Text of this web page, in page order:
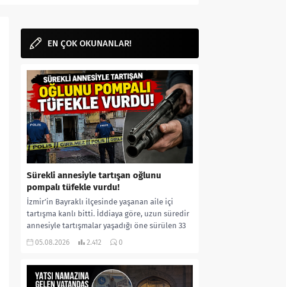
EN ÇOK OKUNANLAR!
Sürekli annesiyle tartışan oğlunu
pompalı tüfekle vurdu!
İzmir’in Bayraklı ilçesinde yaşanan aile içi
tartışma kanlı bitti. İddiaya göre, uzun süredir
annesiyle tartışmalar yaşadığı öne sürülen 33
yaşındaki...
05.08.2026 2.412 0